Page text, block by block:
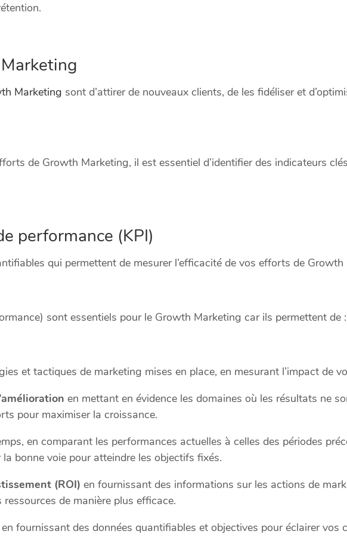
Marketing sont d’attirer de nouveaux clients, de les fidéliser et
de Growth Marketing, il est essentiel d’identifier des indicateurs
performance (KPI)
qui permettent de mesurer l’efficacité de vos efforts de Growth
sont essentiels pour le Growth Marketing car ils permettent de :
et tactiques de marketing mises en place, en mesurant l’impact de
en mettant en évidence les domaines où les résultats ne
pour maximiser la croissance.
en comparant les performances actuelles à celles des périodes
bonne voie pour atteindre les objectifs fixés.
(ROI) en fournissant des informations sur les actions de
de manière plus efficace.
en fournissant des données quantifiables et objectives pour éclairer vos